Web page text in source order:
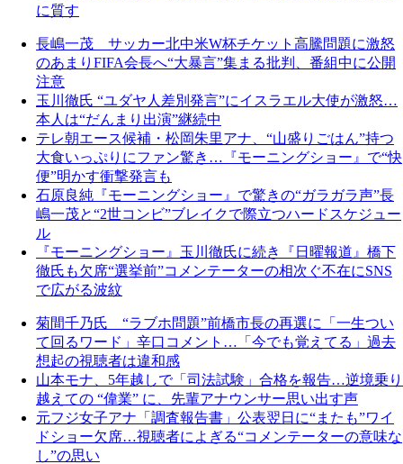
に質す
長嶋一茂 サッカー北中米W杯チケット高騰問題に激怒
のあまりFIFA会長へ“大暴言”集まる批判、番組中に公開
注意
玉川徹氏 “ユダヤ人差別発言”にイスラエル大使が激怒…
本人は“だんまり出演”継続中
テレ朝エース候補・松岡朱里アナ、“山盛りごはん”持つ
大食いっぷりにファン驚き…『モーニングショー』で“快
便”明かす衝撃発言も
石原良純『モーニングショー』で驚きの“ガラガラ声”長
嶋一茂と“2世コンビ”ブレイクで際立つハードスケジュー
ル
『モーニングショー』玉川徹氏に続き『日曜報道』橋下
徹氏も欠席“選挙前”コメンテーターの相次ぐ不在にSNS
で広がる波紋
菊間千乃氏 “ラブホ問題”前橋市長の再選に「一生つい
て回るワード」辛口コメント…「今でも覚えてる」過去
想起の視聴者は違和感
山本モナ、5年越しで「司法試験」合格を報告…逆境乗り
越えての “偉業” に、先輩アナウンサー思い出す声
元フジ女子アナ「調査報告書」公表翌日に“またも”ワイ
ドショー欠席…視聴者によぎる“コメンテーターの意味な
し”の思い